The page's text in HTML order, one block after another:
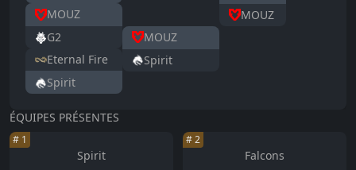
MOUZ
MOUZ
Spirit
MOUZ
G2
Eternal Fire
Spirit
ÉQUIPES PRÉSENTES
# 1
Spirit
#2
Falcons